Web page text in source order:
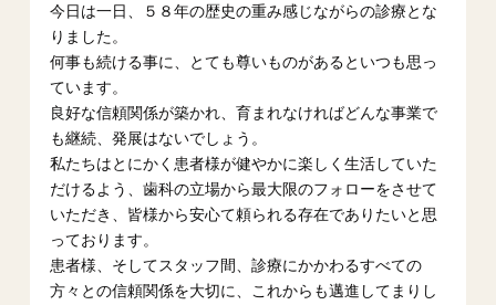
今日は一日、５８年の歴史の重み感じながらの診療とな
りました。
何事も続ける事に、とても尊いものがあるといつも思っ
ています。
良好な信頼関係が築かれ、育まれなければどんな事業で
も継続、発展はないでしょう。
私たちはとにかく患者様が健やかに楽しく生活していた
だけるよう、歯科の立場から最大限のフォローをさせて
いただき、皆様から安心て頼られる存在でありたいと思
っております。
患者様、そしてスタッフ間、診療にかかわるすべての
方々との信頼関係を大切に、これからも邁進してまりし